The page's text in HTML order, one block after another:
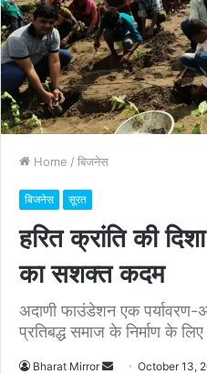
Home / बिजनेस
बिजनेस सूरत
हरित क्रांति की
का सशक्त कदम
अदाणी फाउंडेशन एक
प्रतिबद्ध समाज के निर्माण के लिए
Bharat Mirror October 13,